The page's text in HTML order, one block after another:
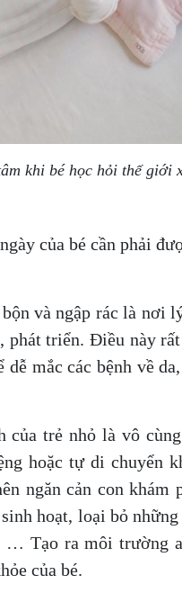
khi bé học hỏi thế giới
của bé cần phải
và ngập rác là nơi
phát triển. Điều này
mắc các bệnh về
của trẻ nhỏ là vô
hoặc tự di chuyển
ngăn cản con khám
hoạt, loại bỏ
… Tạo ra môi trường
của bé.